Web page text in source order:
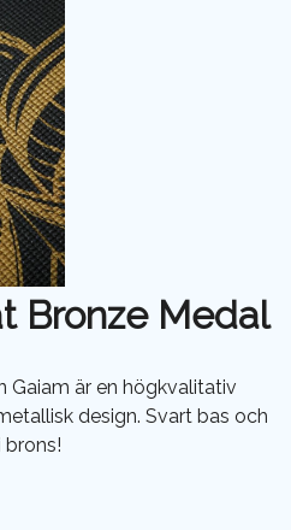
Bronze Medal
Gaiam är en högkvalitativ
design. Svart bas och
brons!